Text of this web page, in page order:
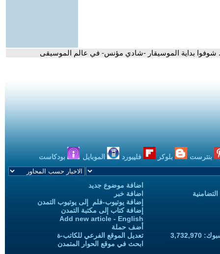
بداية الموسيقار -شادي مؤنس- في عالم الموسيقى
بنترست بلوكر فليبورد الموبايل بودكاست
اضافة موضوع جديد
اضافة خبر
إضافة يوتيوب-فلم إلى يوتيوب التمدن
إضافة كتاب إلى مكتبة التمدن
Add new article - English
أضف حملة
تعديل الموقع الفرعي للكاتب-ة
ابحث في موقع الحوار المتمدن